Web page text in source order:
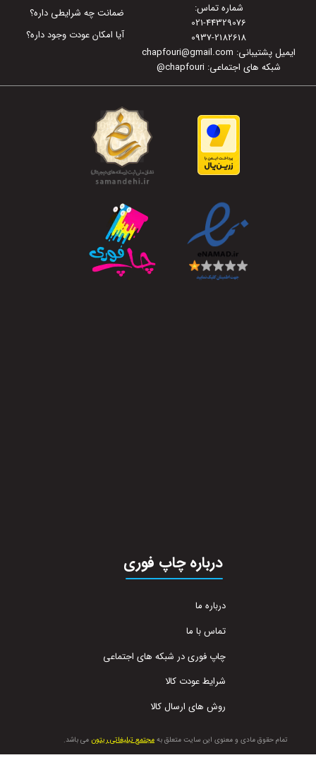
شماره تماس:
021-44329076
0937-2182618
ایمیل پشتیبانی: chapfouri@gmail.com
شبکه های اجتماعی: chapfouri
@
ضمانت چه شرایطی داره؟
آیا امکان عودت وجود داره؟
تمام حقوق مادی و معنوی این سایت متعلق به مجتمع تبلیغاتی ریتون می باشد.
درباره چاپ فوری
درباره ما
تماس با ما
چاپ فوری در شبکه های اجتماعی
شرایط عودت کالا
روش های ارسال کالا